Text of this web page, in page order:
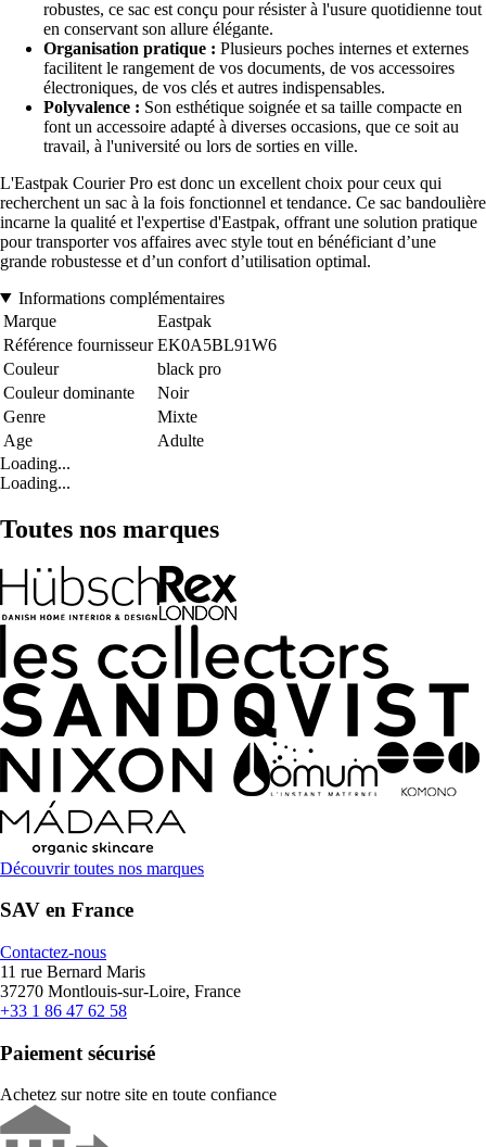
robustes, ce sac est conçu pour résister à l'usure quotidienne tout
en conservant son allure élégante.
Organisation pratique : Plusieurs poches internes et externes
facilitent le rangement de vos documents, de vos accessoires
électroniques, de vos clés et autres indispensables.
Polyvalence : Son esthétique soignée et sa taille compacte en
font un accessoire adapté à diverses occasions, que ce soit au
travail, à l'université ou lors de sorties en ville.
L'Eastpak Courier Pro est donc un excellent choix pour ceux qui
recherchent un sac à la fois fonctionnel et tendance. Ce sac bandoulière
incarne la qualité et l'expertise d'Eastpak, offrant une solution pratique
pour transporter vos affaires avec style tout en bénéficiant d’une
grande robustesse et d’un confort d’utilisation optimal.
Informations complémentaires
Marque
Eastpak
Référence fournisseur EK0A5BL91W6
Couleur
black pro
Couleur dominante
Noir
Genre
Mixte
Age
Adulte
Loading...
Loading...
Toutes nos marques
Découvrir toutes nos marques
SAV en France
Contactez-nous
11 rue Bernard Maris
37270 Montlouis-sur-Loire, France
+33 1 86 47 62 58
Paiement sécurisé
Achetez sur notre site en toute confiance